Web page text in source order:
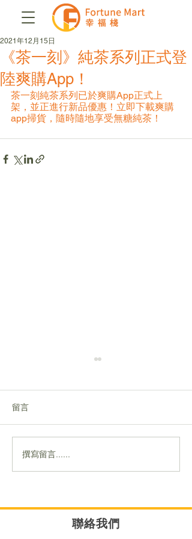
《茶一刻》純茶系列正式登
陸爽購App！
2021年12月15日
茶一刻純茶系列已於爽購App正式上
架，並正進行新品優惠！立即下載爽購
app掃貨，隨時隨地享受無糖純茶！
夏日快閃7日激抵價
留言
撰寫留言......
聯絡我們​